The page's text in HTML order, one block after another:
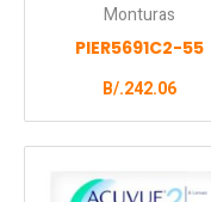
Monturas
PIER5691C2-55
B/.242.06